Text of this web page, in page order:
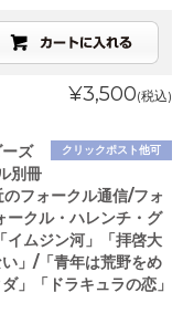
¥3,500(税込)
クリックポスト他可
ズ
別冊
フォークル通信/フォ
ークル・ハレンチ・グ
イムジン河」「拝啓大
」/「青年は荒野をめ
」「ドラキュラの恋」